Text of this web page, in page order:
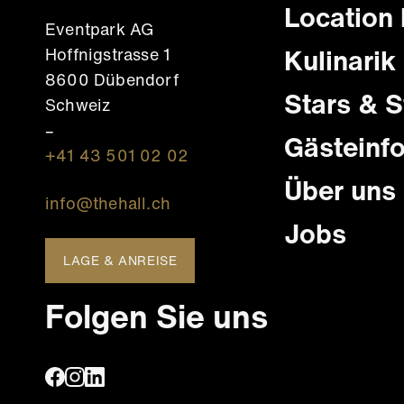
Eventpark AG
Hoffnigstrasse 1
8600 Dübendorf
Schweiz
–
+41 43 501 02 02
info@thehall.ch
LAGE & ANREISE
Location
Kulinarik
Stars &
Über uns
Jobs
Folgen Sie uns